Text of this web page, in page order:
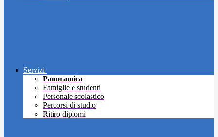
Servizi
Panoramica
Famiglie e studenti
Personale scolastico
Percorsi di studio
Ritiro diplomi